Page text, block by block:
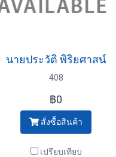
นายประวัติ พิริยศาสน์
408
฿0
สั่งซื้อสินค้า
เปรียบเทียบ